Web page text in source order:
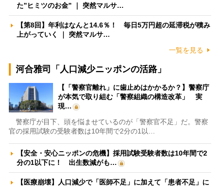
た”ヒミツのお金” ｜ 突然マルサ…
【第8回】年利はなんと14.6％！ 毎日5万円超の延滞税が積み
上がっていく ｜ 突然マルサ…
一覧を見る
河合雅司「人口減少ニッポンの活路」
【「警察官離れ」に歯止めはかかるか？】警察庁
が本気で取り組む「警察組織の構造改革」 実
現…
警察庁が目下、頭を悩ませているのが「警察官不足」だ。警察
官の採用試験の受験者数は10年間で2分の1以…
【安全・安心ニッポンの危機】採用試験受験者数は10年間で2
分の1以下に！ 出生数減がも…
【医療崩壊】人口減少で「医師不足」に加えて「患者不足」に